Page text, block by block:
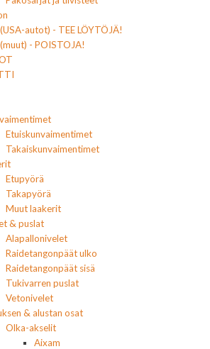
autot) - TEE LÖYTÖJÄ!
- POISTOJA!
Etuiskunvaimentimet
Takaiskunvaimentimet
Etupyörä
Takapyörä
Muut laakerit
& puslat
Alapallonivelet
Raidetangonpäät ulko
Raidetangonpäät sisä
Tukivarren puslat
Vetonivelet
& alustan osat
Olka-akselit
Aixam